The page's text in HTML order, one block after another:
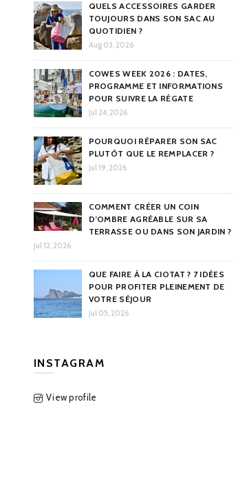
QUELS ACCESSOIRES GARDER
TOUJOURS DANS SON SAC AU
QUOTIDIEN ?
Aug 03, 2026
COWES WEEK 2026 : DATES,
PROGRAMME ET INFORMATIONS
POUR SUIVRE LA RÉGATE
Jul 24, 2026
POURQUOI RÉPARER SON SAC
PLUTÔT QUE LE REMPLACER ?
Jul 19, 2026
COMMENT CRÉER UN COIN
D’OMBRE AGRÉABLE SUR SA
TERRASSE OU DANS SON JARDIN ?
Jul 12, 2026
QUE FAIRE À LA CIOTAT ? 7 IDÉES
POUR PROFITER PLEINEMENT DE
VOTRE SÉJOUR
Jul 05, 2026
INSTAGRAM
View profile